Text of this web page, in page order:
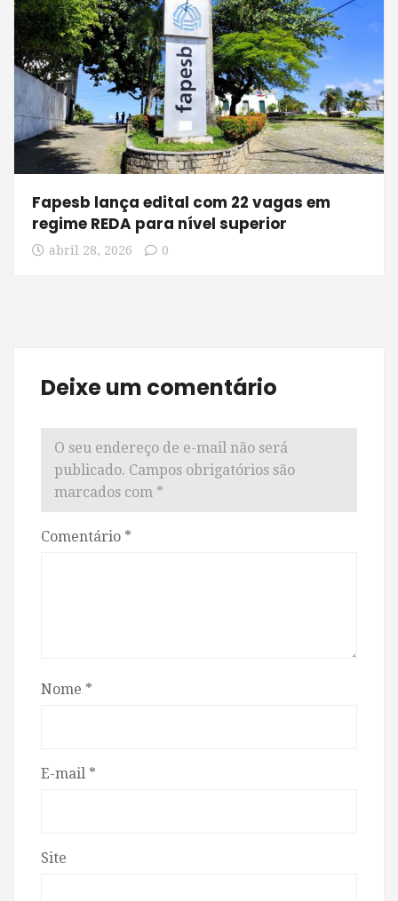
Fapesb lança edital com 22 vagas em
regime REDA para nível superior
abril 28, 2026 0
Deixe um comentário
O seu endereço de e-mail não será
publicado. Campos obrigatórios são
marcados com *
Comentário *
Nome *
E-mail *
Site